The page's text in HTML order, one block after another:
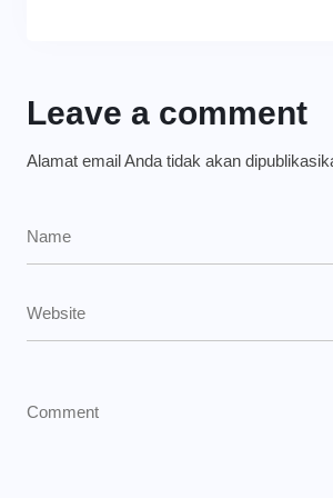
Leave a comment
Alamat email Anda tidak akan